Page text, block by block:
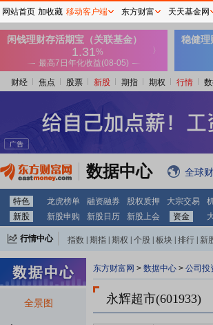
财经 焦点 股票 新股 期指 期权 行情
数据中心 全球
特色 龙虎榜单 融资融券 股权质押 大宗交易
新股
新股申购 新股日历 新股上会 资金
行情中心 指数 期指 期权 个股 板块 排行 新
全景图
东方财富网 > 数据中心 > 公司投
永辉超市(601933)
网站首页 加收藏 移动客户端 东方财富 天天基金网